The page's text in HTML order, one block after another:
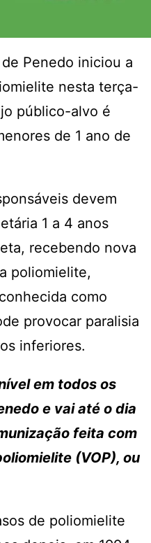
Penedo iniciou a
nesta terça-
público-alvo é
de 1 ano de
devem
1 a 4 anos
recebendo nova
poliomielite,
como
provocar paralisia
inferiores.
em todos os
e vai até o dia
feita com
(VOP), ou
de poliomielite